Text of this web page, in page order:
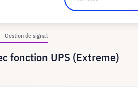
Gestion de signal
fonction UPS (Extreme)